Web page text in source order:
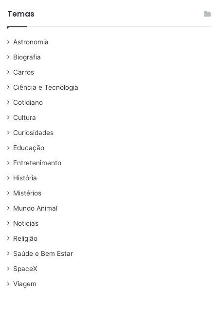
Temas
Astronomia
Biografia
Carros
Ciência e Tecnologia
Cotidiano
Cultura
Curiosidades
Educação
Entretenimento
História
Mistérios
Mundo Animal
Noticias
Religião
Saúde e Bem Estar
SpaceX
Viagem